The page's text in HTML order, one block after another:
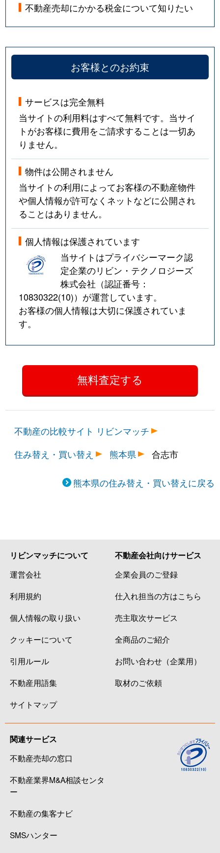
不動産売却にかかる税金について知りたい
お客様とのお約束
サービスは完全無料
当サイトの利用料はすべて無料です。当サイ
トがお客様に費用をご請求することは一切あ
りません。
物件は公開されません
当サイトの利用によってお客様の不動産物件
や個人情報が許可なくネットなどに公開され
ることはありません。
個人情報は保護されています
当サイトはプライバシーマーク認
定企業のリビン・テクノロジーズ
株式会社（認証番号：
10830322(10)）が運営しています。
お客様の個人情報は大切に保護されていま
す。
不動産の比較サイト リビンマッチ
住み替え・買い替え
熊本県 合志市
熊本県の住み替え・買い替えに戻る
リビンマッチについて
運営会社
利用規約
個人情報の取り扱い
クッキーについて
引用ルール
不動産用語集
サイトマップ
不動産会社向けサービス
企業会員のご登録
仕入れ担当の方はこちら
売主取次サービス
全商品のご紹介
お問い合わせ（企業用）
取材のご依頼
関連サービス
不動産売却の窓口
不動産業界M&A相談センタ
ー
不動産の集客ナビ
SMSハンター